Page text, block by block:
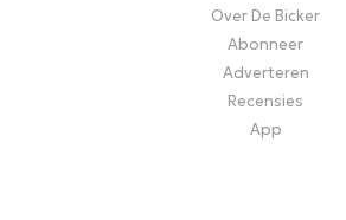
Over De Bicker
Abonneer
Adverteren
Recensies
App